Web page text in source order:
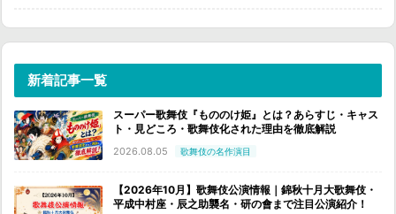
新着記事一覧
スーパー歌舞伎『もののけ姫』とは？あらすじ・キャス
ト・見どころ・歌舞伎化された理由を徹底解説
2026.08.05 歌舞伎の名作演目
【2026年10月】歌舞伎公演情報｜錦秋十月大歌舞伎・
平成中村座・辰之助襲名・研の會まで注目公演紹介！